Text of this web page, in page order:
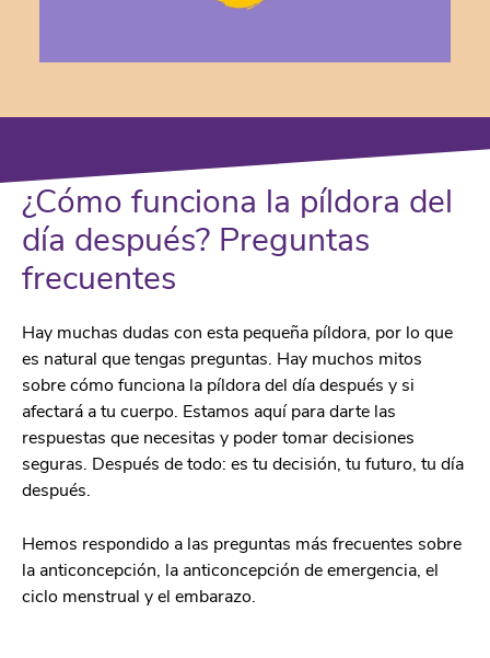
¿Cómo funciona la píldora del
día después? Preguntas
frecuentes
Hay muchas dudas con esta pequeña píldora, por lo que
es natural que tengas preguntas. Hay muchos mitos
sobre cómo funciona la píldora del día después y si
afectará a tu cuerpo. Estamos aquí para darte las
respuestas que necesitas y poder tomar decisiones
seguras. Después de todo: es tu decisión, tu futuro, tu día
después.
Hemos respondido a las preguntas más frecuentes sobre
la anticoncepción, la anticoncepción de emergencia, el
ciclo menstrual y el embarazo.